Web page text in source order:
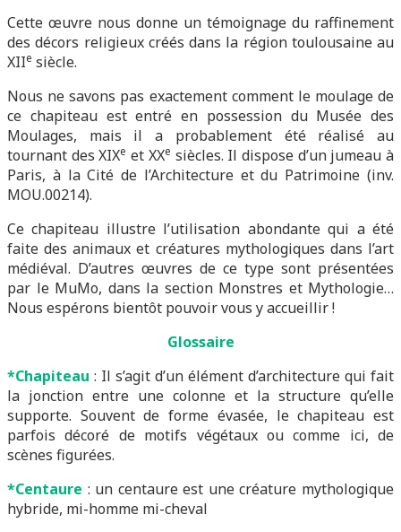
Cette œuvre nous donne un témoignage du raffinement
des décors religieux créés dans la région toulousaine au
XIIe siècle.
Nous ne savons pas exactement comment le moulage de
ce chapiteau est entré en possession du Musée des
Moulages, mais il a probablement été réalisé au
tournant des XIXe et XXe siècles. Il dispose d’un jumeau à
Paris, à la Cité de l’Architecture et du Patrimoine (inv.
MOU.00214).
Ce chapiteau illustre l’utilisation abondante qui a été
faite des animaux et créatures mythologiques dans l’art
médiéval. D’autres œuvres de ce type sont présentées
par le MuMo, dans la section Monstres et Mythologie…
Nous espérons bientôt pouvoir vous y accueillir !
Glossaire
*Chapiteau : Il s’agit d’un élément d’architecture qui fait
la jonction entre une colonne et la structure qu’elle
supporte. Souvent de forme évasée, le chapiteau est
parfois décoré de motifs végétaux ou comme ici, de
scènes figurées.
*Centaure : un centaure est une créature mythologique
hybride, mi-homme mi-cheval